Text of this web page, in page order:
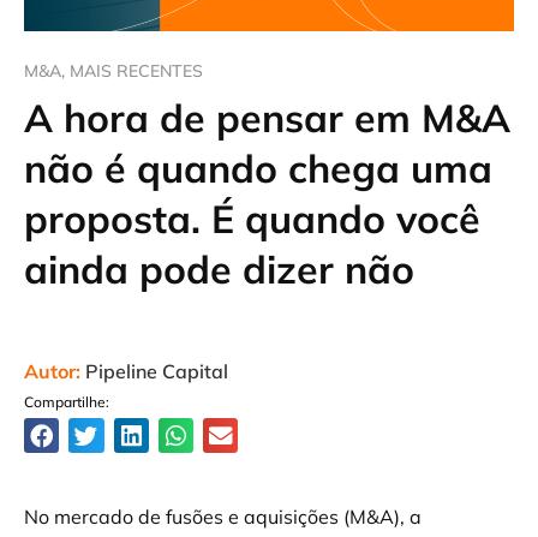
M&A, MAIS RECENTES
A hora de pensar em M&A
não é quando chega uma
proposta. É quando você
ainda pode dizer não
Autor: Pipeline Capital
Compartilhe:
No mercado de fusões e aquisições (M&A), a